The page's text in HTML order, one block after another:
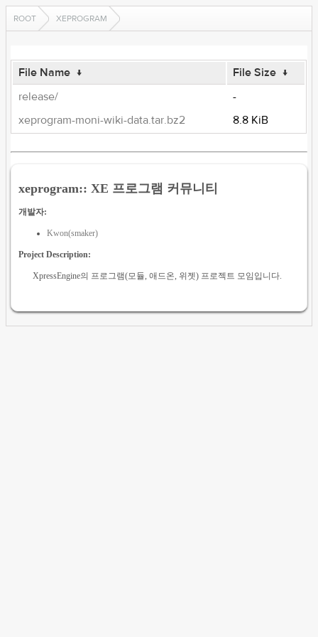
ROOT XEPROGRAM
File Name ↓ File Size ↓
release/
-
xeprogram-moni-wiki-data.tar.bz2
8.8 KiB
xeprogram:: XE 프로그램 커뮤니티
개발자:
Kwon(smaker)
Project Description:
XpressEngine의 프로그램(모듈, 애드온, 위젯) 프로젝트 모임입니다.